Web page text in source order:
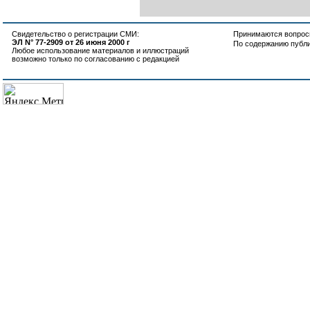
Свидетельство о регистрации СМИ:
ЭЛ N° 77-2909 от 26 июня 2000 г
Любое использование материалов и иллюстраций
возможно только по согласованию с редакцией
Принимаются
По содержанию